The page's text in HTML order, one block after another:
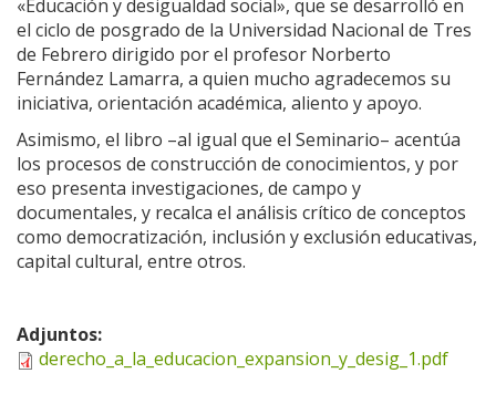
«Educación y desigualdad social», que se desarrolló en
el ciclo de posgrado de la Universidad Nacional de Tres
de Febrero dirigido por el profesor Norberto
Fernández Lamarra, a quien mucho agradecemos su
iniciativa, orientación académica, aliento y apoyo.
Asimismo, el libro –al igual que el Seminario– acentúa
los procesos de construcción de conocimientos, y por
eso presenta investigaciones, de campo y
documentales, y recalca el análisis crítico de conceptos
como democratización, inclusión y exclusión educativas,
capital cultural, entre otros.
Adjuntos:
derecho_a_la_educacion_expansion_y_desig_1.pdf